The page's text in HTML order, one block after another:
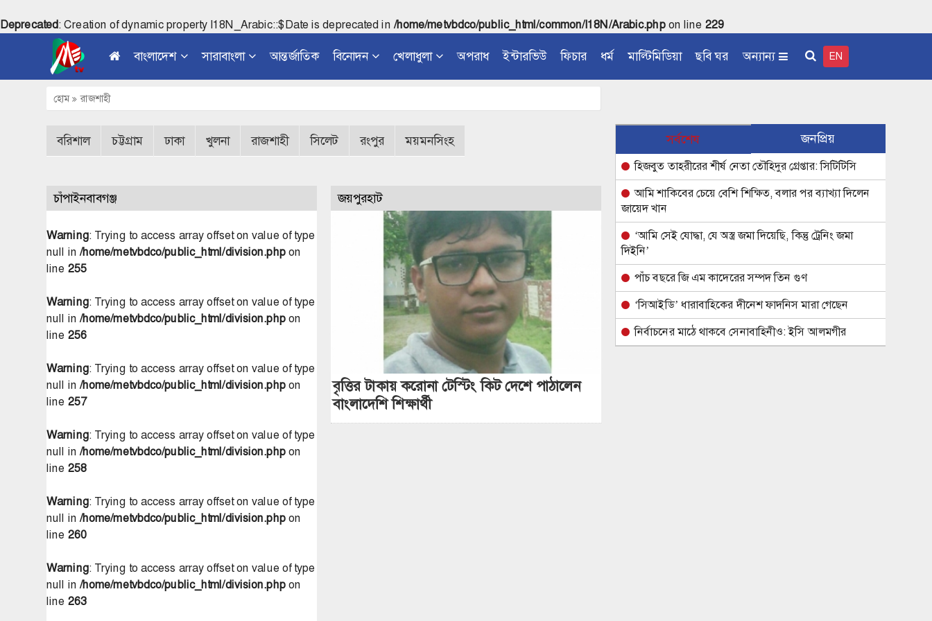
Deprecated: Creation of dynamic property I18N_Arabic::$Date is deprecated in /home/metvbdco/public_html/common/I18N/Arabic.phpon line 229
বাংলাদেশ সারাবাংলা আন্তর্জাতিক বিনোদন খেলাধুলা অপরাধ ইন্টারভিউ ফিচার ধর্ম মাল্টিমিডিয়া ছবি ঘর অন্যান্য EN
হোম রাজশাহী
বরিশাল চট্টগ্রাম ঢাকা খুলনা রাজশাহী সিলেট রংপুর ময়মনসিংহ
চাঁপাইনবাবগঞ্জ
Warning: Trying to access array offset on value of type
null in /home/metvbdco/public_html/division.phpon
line 255
Warning: Trying to access array offset on value of type
null in /home/metvbdco/public_html/division.phpon
line 256
Warning: Trying to access array offset on value of type
null in /home/metvbdco/public_html/division.phpon
line 257
Warning: Trying to access array offset on value of type
null in /home/metvbdco/public_html/division.phpon
line 258
Warning: Trying to access array offset on value of type
null in /home/metvbdco/public_html/division.phpon
line 260
Warning: Trying to access array offset on value of type
null in /home/metvbdco/public_html/division.phpon
line 263
জয়পুরহাট
বৃত্তির টাকায় করোনা টেস্টিং কিট দেশে পাঠালেন
বাংলাদেশি শিক্ষার্থী
সর্বশেষ জনপ্রিয়
হিজবুত তাহরীরের শীর্ষ নেতা তৌহিদুর গ্রেপ্তার: সিটিটিসি
আমি শাকিবের চেয়ে বেশি শিক্ষিত, বলার পর ব্যাখ্যা দিলেন
জায়েদ খান
‘আমি সেই যোদ্ধা, যে অস্ত্র জমা দিয়েছি, কিন্তু ট্রেনিং জমা
দিইনি’
পাঁচ বছরে জি এম কাদেরের সম্পদ তিন গুণ
‘সিআইডি’ ধারাবাহিকের দীনেশ ফাদনিস মারা গেছেন
নির্বাচনের মাঠে থাকবে সেনাবাহিনীও: ইসি আলমগীর